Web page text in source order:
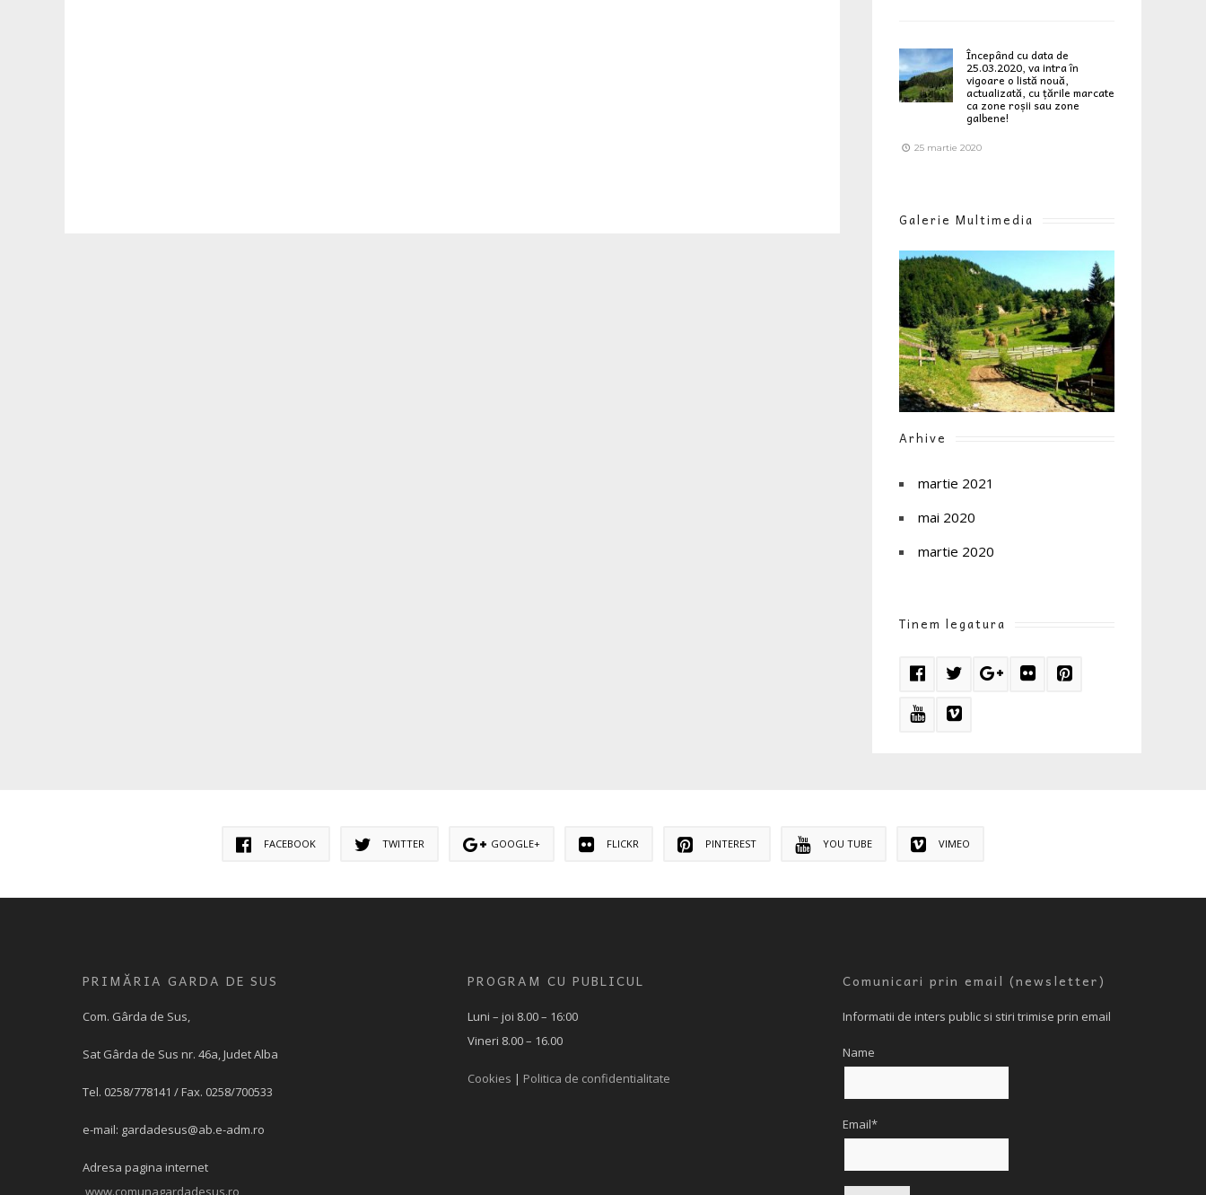
Începând cu data de
25.03.2020, va intra în
vigoare o listă nouă,
actualizată, cu țările marcate
ca zone roșii sau zone
galbene!
25 martie 2020
Galerie Multimedia
Arhive
martie 2021
mai 2020
martie 2020
Tinem legatura
FACEBOOK TWITTER GOOGLE+ FLICKR PINTEREST YOU TUBE VIMEO
PRIMĂRIA GARDA DE SUS
Com. Gârda de Sus,
Sat Gârda de Sus nr. 46a, Judet Alba
Tel. 0258/778141 / Fax. 0258/700533
e-mail: gardadesus@ab.e-adm.ro
Adresa pagina internet
www.comunagardadesus.ro
PROGRAM CU PUBLICUL
Luni – joi 8.00 – 16:00
Vineri 8.00 – 16.00
Cookies | Politica de confidentialitate
Comunicari prin email (newsletter)
Informatii de inters public si stiri trimise prin email
Name
Email*